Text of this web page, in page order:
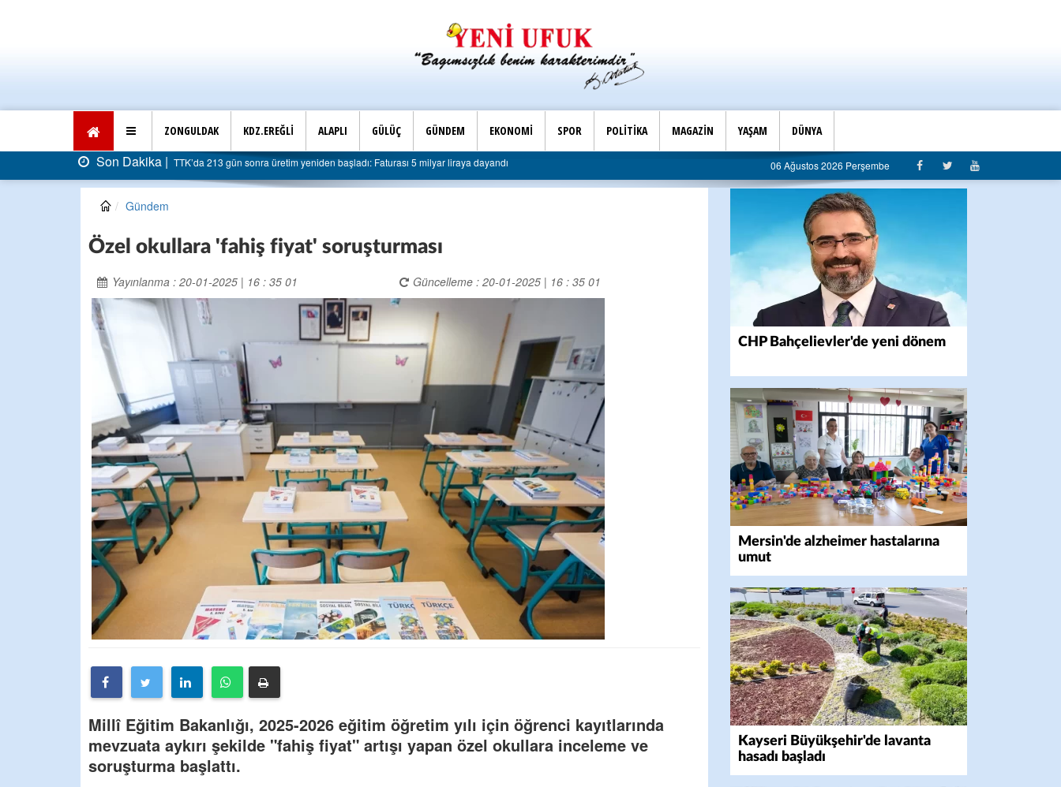
ZONGULDAK KDZ.EREĞLİ ALAPLI GÜLÜÇ GÜNDEM EKONOMİ SPOR POLİTİKA MAGAZİN YAŞAM DÜNYA
Son Dakika |TTK’da 213 gün sonra üretim yeniden başladı: Faturası 5 milyar liraya dayandı AK Parti Ereğli İlçe Başkanlığı’ndan belediyeye sert eleştiri: “Algı siyaseti değil, hizmet belediyeciliği”
06 Ağustos 2026 Perşembe
Gündem
Özel okullara 'fahiş fiyat' soruşturması
Yayınlanma : 20-01-2025 | 16 : 35 01 Güncelleme : 20-01-2025 | 16 : 35 01
Millî Eğitim Bakanlığı, 2025-2026 eğitim öğretim yılı için öğrenci kayıtlarında
mevzuata aykırı şekilde "fahiş fiyat" artışı yapan özel okullara inceleme ve
soruşturma başlattı.
CHP Bahçelievler'de yeni dönem
Mersin'de alzheimer hastalarına
umut
Kayseri Büyükşehir'de lavanta
hasadı başladı